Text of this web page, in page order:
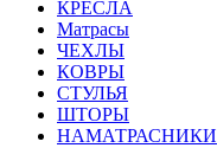
КРЕСЛА
Матрасы
ЧЕХЛЫ
КОВРЫ
СТУЛЬЯ
ШТОРЫ
НАМАТРАСНИКИ